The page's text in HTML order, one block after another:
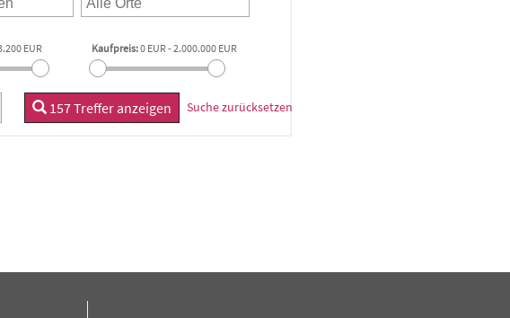
EUR Kaufpreis:0 EUR-2.000.000 EUR
157 Treffer anzeigen Suche zurücksetzen